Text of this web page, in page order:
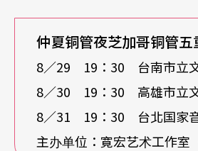
仲夏铜管夜芝加哥铜管五
8／29 19：30 台南市立
8／30 19：30 高雄市立
8／31 19：30 台北国家
主办单位：寛宏艺术工作室